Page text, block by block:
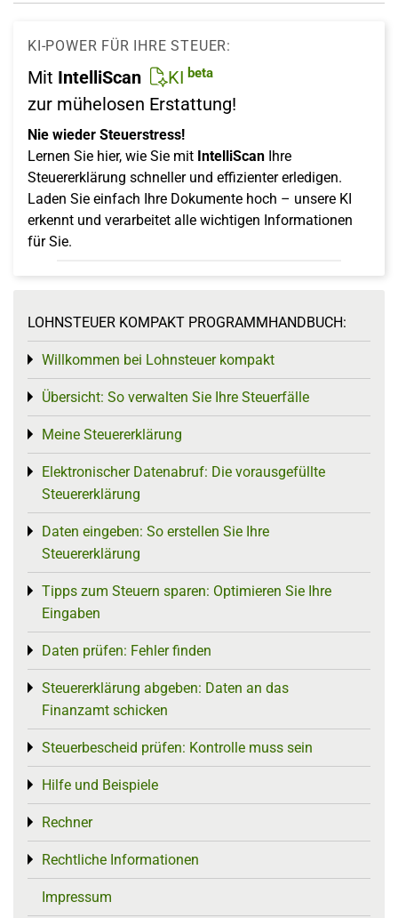
KI-POWER FÜR IHRE STEUER:
Mit IntelliScan KI beta
zur mühelosen Erstattung!
Nie wieder Steuerstress!
Lernen Sie hier, wie Sie mit IntelliScan Ihre
Steuererklärung schneller und effizienter erledigen.
Laden Sie einfach Ihre Dokumente hoch – unsere KI
erkennt und verarbeitet alle wichtigen Informationen
für Sie.
LOHNSTEUER KOMPAKT PROGRAMMHANDBUCH:
Willkommen bei Lohnsteuer kompakt
Toggle menu
Übersicht: So verwalten Sie Ihre Steuerfälle
Toggle menu
Meine Steuererklärung
Toggle menu
Elektronischer Datenabruf: Die vorausgefüllte
Steuererklärung
Toggle menu
Daten eingeben: So erstellen Sie Ihre
Steuererklärung
Toggle menu
Tipps zum Steuern sparen: Optimieren Sie Ihre
Eingaben
Toggle menu
Daten prüfen: Fehler finden
Toggle menu
Steuererklärung abgeben: Daten an das
Finanzamt schicken
Toggle menu
Steuerbescheid prüfen: Kontrolle muss sein
Toggle menu
Hilfe und Beispiele
Toggle menu
Rechner
Toggle menu
Rechtliche Informationen
Toggle menu
Impressum